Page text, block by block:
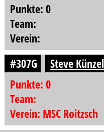
Punkte: 0
Team:
Verein:
#307G
Steve Künzel
Punkte: 0
Team:
Verein: MSC Roitzsch